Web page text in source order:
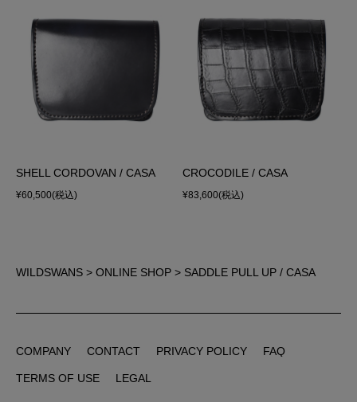
SHELL CORDOVAN / CASA
¥60,500(税込)
CROCODILE / CASA
¥83,600(税込)
WILDSWANS > ONLINE SHOP > SADDLE PULL UP / CASA
COMPANY
CONTACT
PRIVACY POLICY
FAQ
TERMS OF USE
LEGAL